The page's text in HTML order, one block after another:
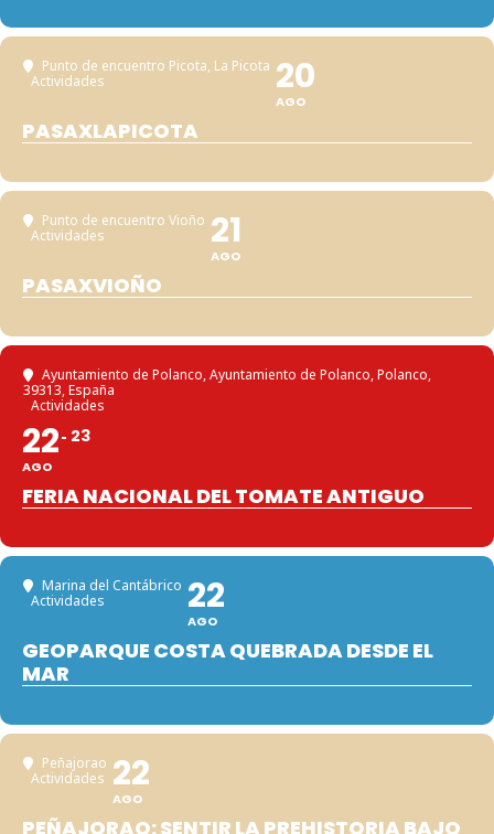
Punto de encuentro Picota, La Picota
Actividades
20
AGO
PASAXLAPICOTA
Punto de encuentro Vioño
Actividades
21
AGO
PASAXVIOÑO
Ayuntamiento de Polanco, Ayuntamiento de Polanco, Polanco,
39313, España
Actividades
22
AGO
23
FERIA NACIONAL DEL TOMATE ANTIGUO
Marina del Cantábrico
Actividades
22
AGO
GEOPARQUE COSTA QUEBRADA DESDE EL
MAR
Peñajorao
Actividades 22
AGO
PEÑAJORAO: SENTIR LA PREHISTORIA BAJO